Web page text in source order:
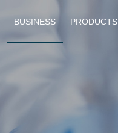
BUSINESS PRODUCTS